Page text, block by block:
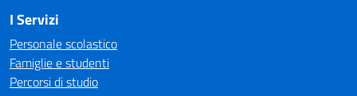
I Servizi
Personale scolastico
Famiglie e studenti
Percorsi di studio